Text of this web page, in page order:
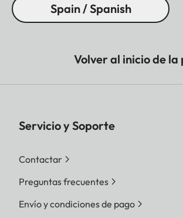
Spain / Spanish
Volver al inicio de la
Servicio y Soporte
Contactar
Preguntas frecuentes
Envío y condiciones de pago